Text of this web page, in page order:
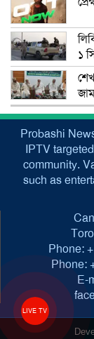
১
LIVE TV
Probashi
IPTV
community.
such as
Phone:
Phone:
E-